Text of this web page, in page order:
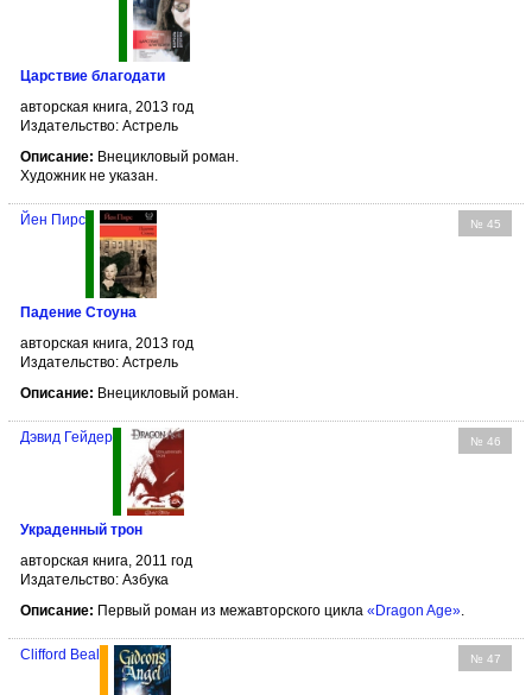
Царствие благодати
авторская книга, 2013 год
Издательство: Астрель
Описание: Внецикловый роман.
Художник не указан.
№ 45
Йен Пирс
Падение Стоуна
авторская книга, 2013 год
Издательство: Астрель
Описание: Внецикловый роман.
№ 46
Дэвид Гейдер
Украденный трон
авторская книга, 2011 год
Издательство: Азбука
Описание: Первый роман из межавторского цикла «Dragon Age».
№ 47
Clifford Beal